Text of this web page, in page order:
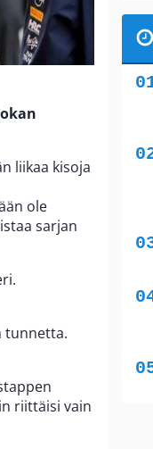
liikaa kisoja
ole
sarjan
tunnetta.
riittäisi vain